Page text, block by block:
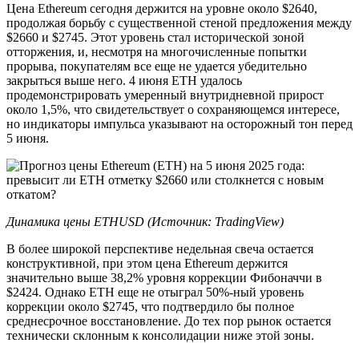
Цена Ethereum сегодня держится на уровне около $2640,
продолжая борьбу с существенной стеной предложения между
$2660 и $2745. Этот уровень стал исторической зоной
отторжения, и, несмотря на многочисленные попытки
прорыва, покупателям все еще не удается убедительно
закрыться выше него. 4 июня ETH удалось
продемонстрировать умеренный внутридневной прирост
около 1,5%, что свидетельствует о сохраняющемся интересе,
но индикаторы импульса указывают на осторожный тон перед
5 июня.
Динамика цены ETHUSD (Источник: TradingView)
В более широкой перспективе недельная свеча остается
конструктивной, при этом цена Ethereum держится
значительно выше 38,2% уровня коррекции Фибоначчи в
$2424. Однако ETH еще не отыграл 50%-ный уровень
коррекции около $2745, что подтвердило бы полное
среднесрочное восстановление. До тех пор рынок остается
технически склонным к консолидации ниже этой зоны.